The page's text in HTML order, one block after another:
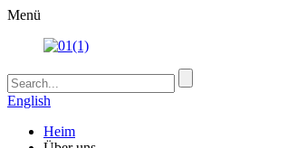
Menü
English
Heim